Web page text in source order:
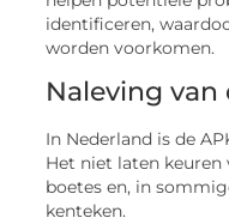
identificeren,
worden voorkomen.
Naleving van
In Nederland is de
Het niet laten
boetes en, in
kenteken.